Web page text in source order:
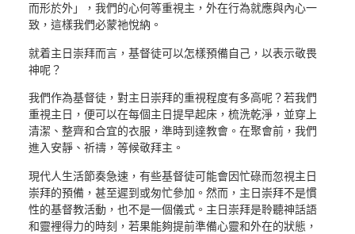
而形於外」，我們的心何等重視主，外在行為就應與內心一
致，這樣我們必蒙祂悅納。
就着主日崇拜而言，基督徒可以怎樣預備自己，以表示敬畏
神呢？
我們作為基督徒，對主日崇拜的重視程度有多高呢？若我們
重視主日，便可以在每個主日提早起床，梳洗乾淨，並穿上
清潔、整齊和合宜的衣服，準時到達教會。在聚會前，我們
進入安靜、祈禱，等候敬拜主。
現代人生活節奏急速，有些基督徒可能會因忙碌而忽視主日
崇拜的預備，甚至遲到或匆忙參加。然而，主日崇拜不是慣
性的基督教活動，也不是一個儀式。主日崇拜是聆聽神話語
和靈裡得力的時刻，若果能夠提前準備心靈和外在的狀態，